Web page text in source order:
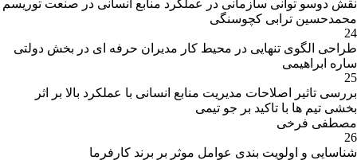
نقش دوسو توانی سازمانی در عملکرد منابع انسانی در صنعت توریسم
محمدحسین ترابی کچوسنگی
24
طراحی الگوی تنهایی در محیط کار مدیران حرفه ای در بخش دولتی
ساره ابراهیمی
25
بررسی تاثیر اصلاحات مدیریت منابع انسانی با عملکرد بالا بر اثر
بخشی تیم ها با تاکید بر جو تیمی
مصطفی فرخی
26
شناسایی و اولویت بندی عوامل موثر بر برند کارفرما